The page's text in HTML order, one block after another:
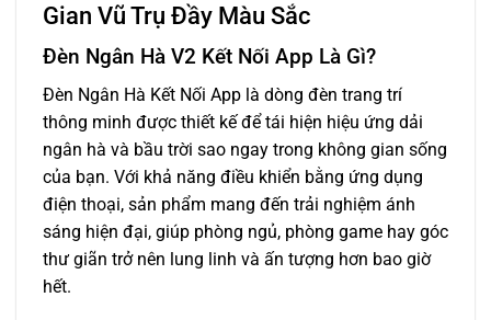
Gian Vũ Trụ Đầy Màu Sắc
Đèn Ngân Hà V2 Kết Nối App Là Gì?
Đèn Ngân Hà Kết Nối App là dòng đèn trang trí
thông minh được thiết kế để tái hiện hiệu ứng dải
ngân hà và bầu trời sao ngay trong không gian sống
của bạn. Với khả năng điều khiển bằng ứng dụng
điện thoại, sản phẩm mang đến trải nghiệm ánh
sáng hiện đại, giúp phòng ngủ, phòng game hay góc
thư giãn trở nên lung linh và ấn tượng hơn bao giờ
hết.